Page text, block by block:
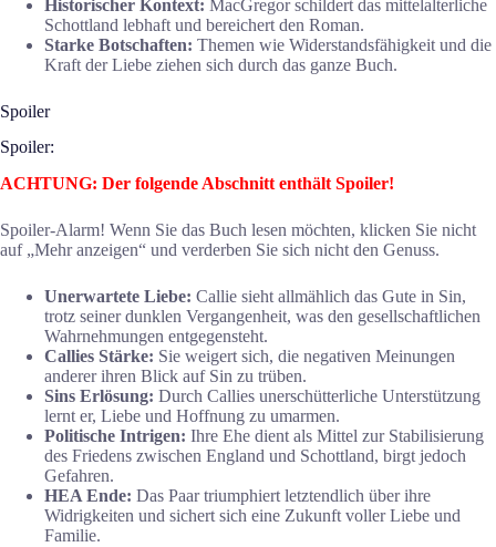
Historischer Kontext: MacGregor schildert das mittelalterliche
Schottland lebhaft und bereichert den Roman.
Starke Botschaften: Themen wie Widerstandsfähigkeit und die
Kraft der Liebe ziehen sich durch das ganze Buch.
Spoiler
Spoiler:
ACHTUNG: Der folgende Abschnitt enthält Spoiler!
Spoiler-Alarm! Wenn Sie das Buch lesen möchten, klicken Sie nicht
auf „Mehr anzeigen“ und verderben Sie sich nicht den Genuss.
Unerwartete Liebe: Callie sieht allmählich das Gute in Sin,
trotz seiner dunklen Vergangenheit, was den gesellschaftlichen
Wahrnehmungen entgegensteht.
Callies Stärke: Sie weigert sich, die negativen Meinungen
anderer ihren Blick auf Sin zu trüben.
Sins Erlösung: Durch Callies unerschütterliche Unterstützung
lernt er, Liebe und Hoffnung zu umarmen.
Politische Intrigen: Ihre Ehe dient als Mittel zur Stabilisierung
des Friedens zwischen England und Schottland, birgt jedoch
Gefahren.
HEA Ende: Das Paar triumphiert letztendlich über ihre
Widrigkeiten und sichert sich eine Zukunft voller Liebe und
Familie.